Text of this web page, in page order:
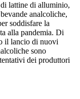
lattine di alluminio,
analcoliche,
soddisfare la
alla pandemia. Di
il lancio di nuovi
sono
dei produttori